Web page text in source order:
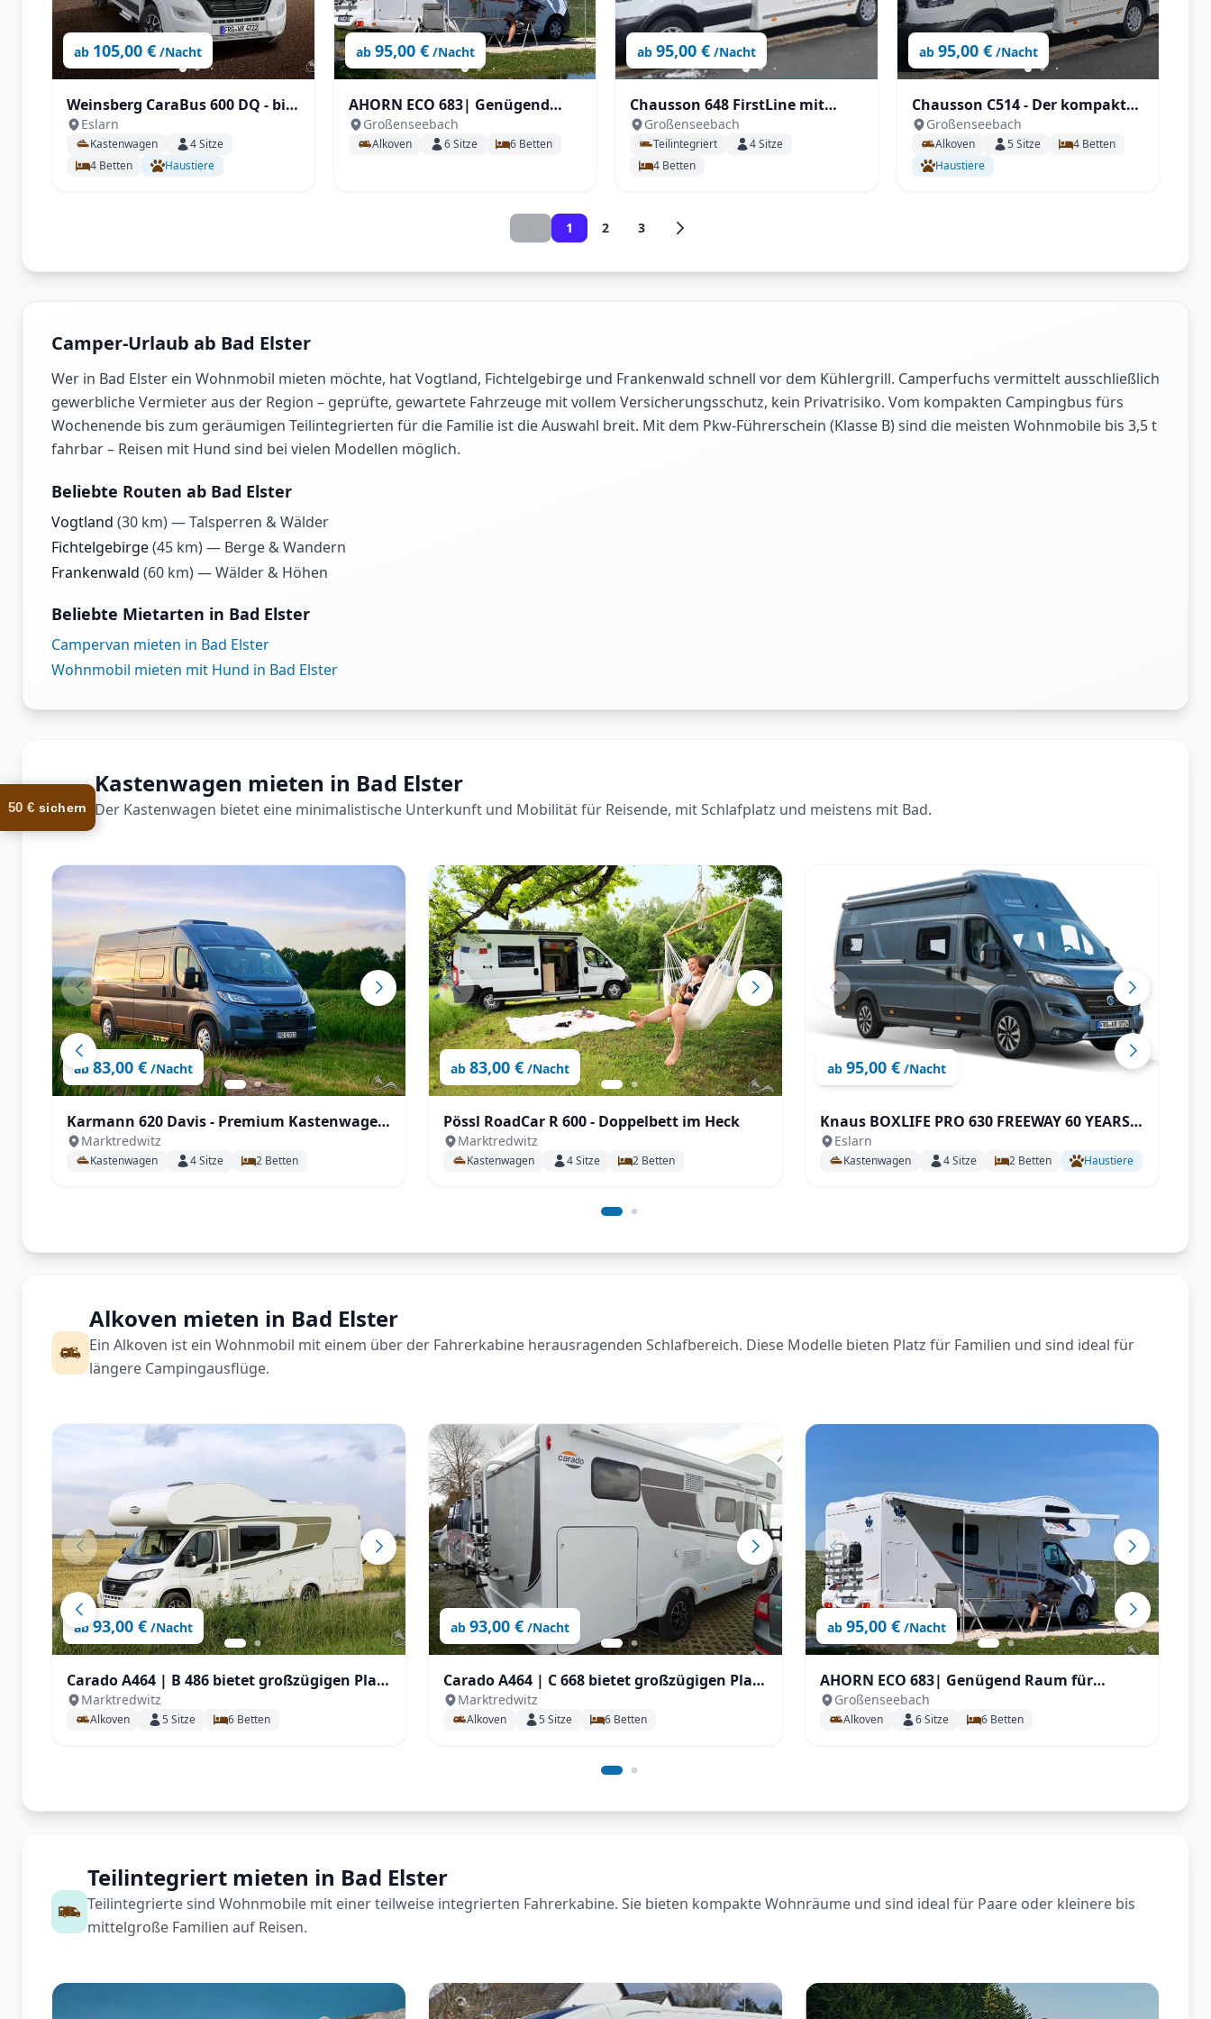
ab 105,00 € /Nacht
Weinsberg CaraBus 600 DQ - bis
zu 4 Personen, mit Hubett,
Querbett, SAT, unter 6m!
Eslarn
Kastenwagen 4Sitze
4 Betten Haustiere
ab 95,00 € /Nacht
AHORN ECO 683| Genügend
Raum für Familien mit Klima
etc.
Großenseebach
Alkoven 6 Sitze 6 Betten
ab 95,00 € /Nacht
Chausson 648 FirstLine mit
Queensbett
Großenseebach
Teilintegriert 4Sitze
4 Betten
ab 95,00 € /Nacht
Chausson C514 - Der kompakte
Alkoven
Großenseebach
Alkoven 5 Sitze 4 Betten
Haustiere
1 2 3
Camper-Urlaub ab Bad Elster
Wer in Bad Elster ein Wohnmobil mieten möchte, hat Vogtland, Fichtelgebirge und Frankenwald schnell vor dem Kühlergrill. Camperfuchs vermittelt ausschließlich
gewerbliche Vermieter aus der Region – geprüfte, gewartete Fahrzeuge mit vollem Versicherungsschutz, kein Privatrisiko. Vom kompakten Campingbus fürs
Wochenende bis zum geräumigen Teilintegrierten für die Familie ist die Auswahl breit. Mit dem Pkw-Führerschein (Klasse B) sind die meisten Wohnmobile bis 3,5 t
fahrbar – Reisen mit Hund sind bei vielen Modellen möglich.
Beliebte Routen ab Bad Elster
Vogtland (30 km) —Talsperren & Wälder
Fichtelgebirge(45 km) — Berge & Wandern
Frankenwald (60 km) —Wälder & Höhen
Beliebte Mietarten in Bad Elster
Campervan mieten in Bad Elster
Wohnmobil mieten mit Hund in Bad Elster
Kastenwagen mieten in Bad Elster
Der Kastenwagen bietet eine minimalistische Unterkunft und Mobilität für Reisende, mit Schlafplatz und meistens mit Bad.
ab 83,00 € /Nacht
Karmann 620 Davis - Premium Kastenwagen
mit Einzelbetten
Marktredwitz
Kastenwagen 4Sitze 2 Betten
ab 83,00 € /Nacht
Pössl RoadCar R 600 - Doppelbett im Heck
Marktredwitz
Kastenwagen 4Sitze 2 Betten
ab 95,00 € /Nacht
Knaus BOXLIFE PRO 630 FREEWAY 60 YEARS
KNAUS mit AHK uvm.
Eslarn
Kastenwagen 4Sitze 2 Betten Haustiere
Alkoven mieten in Bad Elster
Ein Alkoven ist ein Wohnmobil mit einem über der Fahrerkabine herausragenden Schlafbereich. Diese Modelle bieten Platz für Familien und sind ideal für
längere Campingausflüge.
ab 93,00 € /Nacht
Carado A464 | B 486 bietet großzügigen Platz
für 5 Personen , großem Doppelbett,
zusätzlicher Sitzgruppe
Marktredwitz
Alkoven 5Sitze 6 Betten
ab 93,00 € /Nacht
Carado A464 | C 668 bietet großzügigen Platz
für 5 Personen , großem Doppelbett,
zusätzlicher Sitzgruppe
Marktredwitz
Alkoven 5Sitze 6 Betten
ab 95,00 € /Nacht
AHORN ECO 683| Genügend Raum für
Familien mit Klima etc.
Großenseebach
Alkoven 6Sitze 6 Betten
Teilintegriert mieten in Bad Elster
Teilintegrierte sind Wohnmobile mit einer teilweise integrierten Fahrerkabine. Sie bieten kompakte Wohnräume und sind ideal für Paare oder kleinere bis
mittelgroße Familien auf Reisen.
50 € sichern